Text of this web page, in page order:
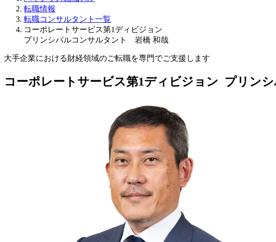
転職情報
転職コンサルタント一覧
コーポレートサービス第1ディビジョン
プリンシパルコンサルタント 岩橋 和哉
大手企業における財経領域のご転職を専門でご支援します
コーポレートサービス第1ディビジョン プリン